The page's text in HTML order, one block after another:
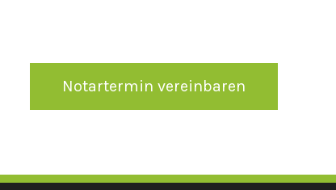
Notartermin vereinbaren